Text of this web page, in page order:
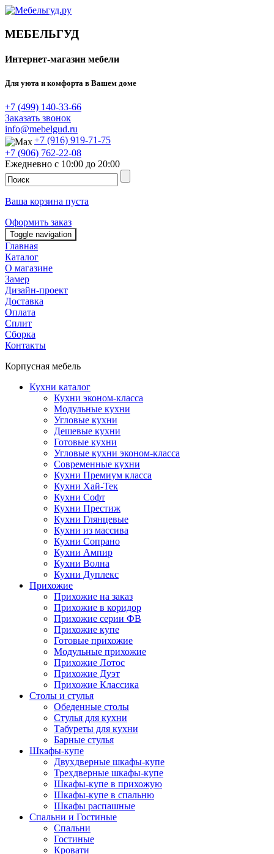
МЕБЕЛЬГУД
Интернет-магазин мебели
Для уюта и комфорта в Вашем доме
+7 (499) 140-33-66
Заказать звонок
info@mebelgud.ru
+7 (916) 919-71-75
+7 (906) 762-22-08
Ежедневно с 10:00 до 20:00
Ваша корзина пуста
Оформить заказ
Toggle navigation
Главная
Каталог
О магазине
Замер
Дизайн-проект
Доставка
Оплата
Сплит
Сборка
Контакты
Корпусная мебель
Кухни каталог
Кухни эконом-класса
Модульные кухни
Угловые кухни
Дешевые кухни
Готовые кухни
Угловые кухни эконом-класса
Современные кухни
Кухни Премиум класса
Кухни Хай-Тек
Кухни Софт
Кухни Престиж
Кухни Глянцевые
Кухни из массива
Кухни Сопрано
Кухни Ампир
Кухни Волна
Кухни Дуплекс
Прихожие
Прихожие на заказ
Прихожие в коридор
Прихожие серии ФВ
Прихожие купе
Готовые прихожие
Модульные прихожие
Прихожие Лотос
Прихожие Дуэт
Прихожие Классика
Столы и стулья
Обеденные столы
Стулья для кухни
Табуреты для кухни
Барные стулья
Шкафы-купе
Двухдверные шкафы-купе
Трехдверные шкафы-купе
Шкафы-купе в прихожую
Шкафы-купе в спальню
Шкафы распашные
Спальни и Гостиные
Спальни
Гостиные
Кровати